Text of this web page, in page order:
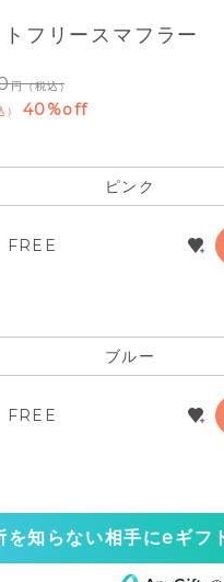
フリースマフラー
（税込）
40%off
ピンク
FREE
ブルー
FREE
を知らない相手にeギフ